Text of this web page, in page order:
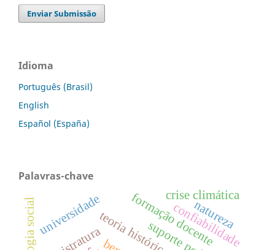
Enviar Submissão
Idioma
Português (Brasil)
English
Español (España)
Palavras-chave
formação docente
universidade confiabilidade
crise climática
natureza